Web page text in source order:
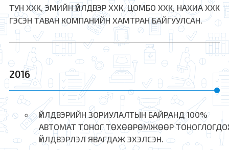
ТУН ХХК, ЭМИЙН ҮЙЛДВЭР ХХК, ЦОМБО ХХК, НАХИА ХХК
ГЭСЭН ТАВАН КОМПАНИЙН ХАМТРАН БАЙГУУЛСАН.
2016
ҮЙЛДВЭРИЙН ЗОРИУЛАЛТЫН БАЙРАНД 100%
АВТОМАТ ТОНОГ ТӨХӨӨРӨМЖӨӨР
ҮЙЛДВЭРЛЭЛ ЯВАГДАЖ ЭХЭЛСЭН.